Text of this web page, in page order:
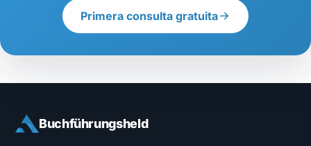
Primera consulta gratuita
Buchführungsheld